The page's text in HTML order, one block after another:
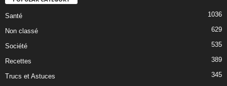
Santé 1036
Non classé 629
Société 535
Recettes 389
Trucs et Astuces
345